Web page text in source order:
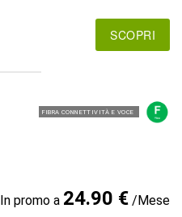
SCOPRI
FIBRA CONNETTIVITÀ E VOCE
In promo a 24.90 €/Mese